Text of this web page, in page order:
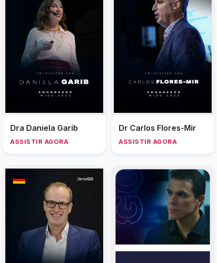
Dra Daniela Garib
ASSISTIR AGORA
Dr Carlos Flores-Mir
ASSISTIR AGORA